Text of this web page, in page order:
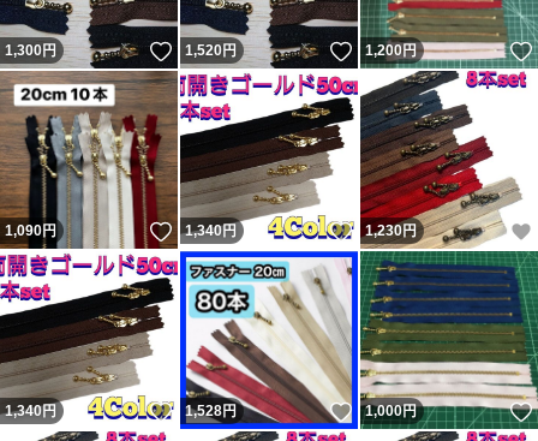
1,300円 いいね！
1,520円 いいね！
1,200円
1,090円 いいね！
1,340円 いいね！
1,230円
1,340円 いいね！
1,528円 いいね！
1,000円